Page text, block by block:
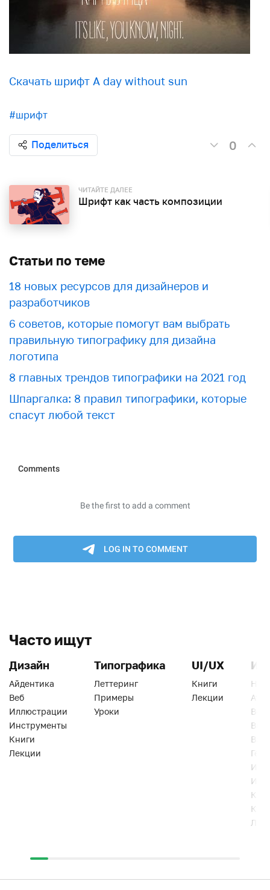
Скачать шрифт A day without sun
#шрифт
Поделиться 0
ЧИТАЙТЕ ДАЛЕЕ
Шрифт как часть композиции
Статьи по теме
18 новых ресурсов для дизайнеров и
разработчиков
6 советов, которые помогут вам выбрать
правильную типографику для дизайна
логотипа
8 главных трендов типографики на 2021 год
Шпаргалка: 8 правил типографики, которые
спасут любой текст
Часто ищут
Дизайн
Айдентика
Веб
Иллюстрации
Инструменты
Книги
Лекции
Типографика
Леттеринг
Примеры
Уроки
UI/UX
Книги
Лекции
Веб